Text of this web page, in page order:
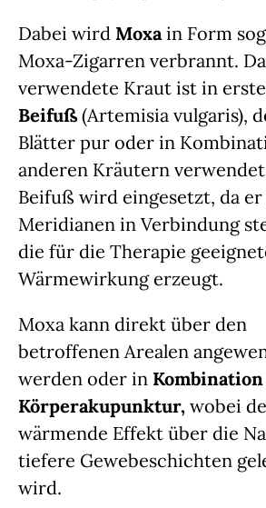
Dabei wird Moxain Form
Moxa-Zigarren verbrannt.
verwendete Kraut ist in
Beifuß(Artemisia vulgaris),
Blätter pur oder in
anderen Kräutern
Beifuß wird eingesetzt, da
Meridianen in Verbindung
die für die Therapie
Wärmewirkung erzeugt.
Moxa kann direkt über den
betroffenen Arealen
werden oder in
Körperakupunktur, wobei
wärmende Effekt über die
tiefere Gewebeschichten
wird.